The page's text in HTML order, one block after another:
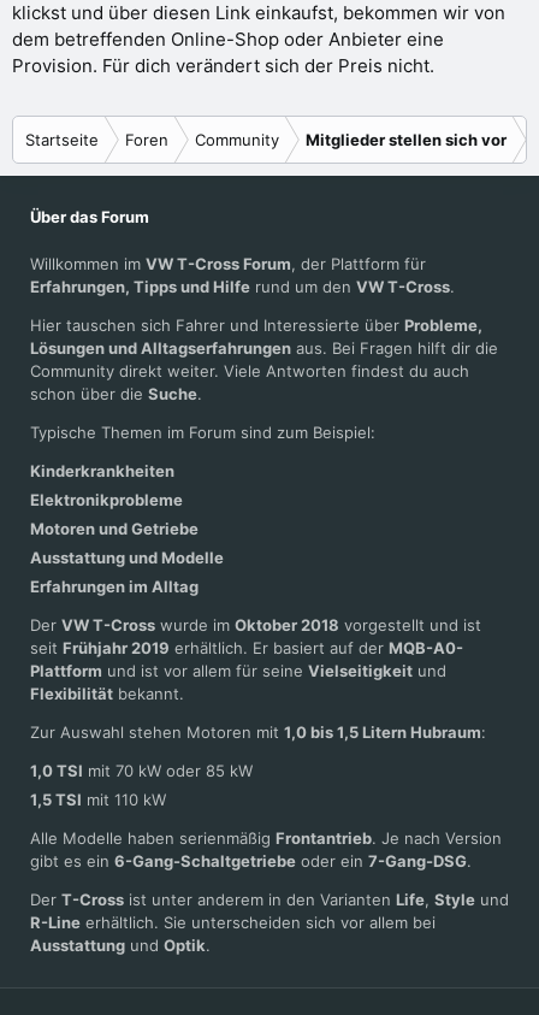
klickst und über diesen Link einkaufst, bekommen wir von
dem betreffenden Online-Shop oder Anbieter eine
Provision. Für dich verändert sich der Preis nicht.
Startseite Foren Community Mitglieder stellen sich vor
Über das Forum
Willkommen im VW T-Cross Forum, der Plattform für
Erfahrungen, Tipps und Hilfe rund um den VW T-Cross.
Hier tauschen sich Fahrer und Interessierte über Probleme,
Lösungen und Alltagserfahrungen aus. Bei Fragen hilft dir die
Community direkt weiter. Viele Antworten findest du auch
schon über die Suche.
Typische Themen im Forum sind zum Beispiel:
Kinderkrankheiten
Elektronikprobleme
Motoren und Getriebe
Ausstattung und Modelle
Erfahrungen im Alltag
Der VW T-Cross wurde im Oktober 2018 vorgestellt und ist
seit Frühjahr 2019 erhältlich. Er basiert auf der MQB-A0-
Plattform und ist vor allem für seine Vielseitigkeit und
Flexibilität bekannt.
Zur Auswahl stehen Motoren mit 1,0 bis 1,5 Litern Hubraum:
1,0 TSI mit 70 kW oder 85 kW
1,5 TSI mit 110 kW
Alle Modelle haben serienmäßig Frontantrieb. Je nach Version
gibt es ein 6-Gang-Schaltgetriebe oder ein 7-Gang-DSG.
Der T-Cross ist unter anderem in den Varianten Life, Style und
R-Line erhältlich. Sie unterscheiden sich vor allem bei
Ausstattung und Optik.